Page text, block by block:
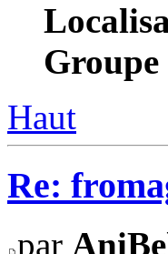
Haut
Re:
par